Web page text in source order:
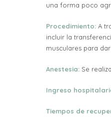
una forma poco
Procedimiento: A
incluir la
musculares para
Anestesia: Se
Ingreso
Tiempos de